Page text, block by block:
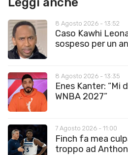
8 Agosto 2026 - 13:52
Caso Kawhi
sospeso per un
8 Agosto 2026 - 13:35
Enes Kanter: “Mi
WNBA 2027”
7 Agosto 2026 - 11:00
Finch fa mea
troppo ad